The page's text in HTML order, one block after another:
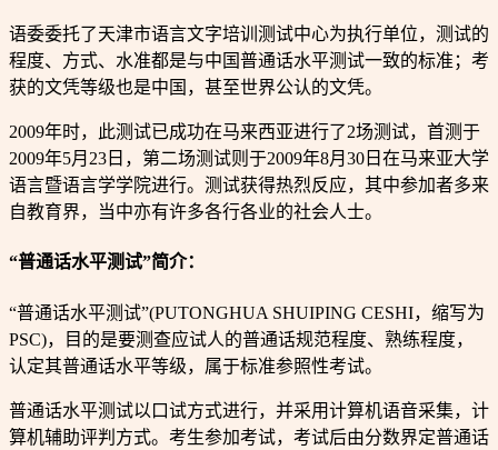
语委委托了天津市语言文字培训测试中心为执行单位，测试的
程度、方式、水准都是与中国普通话水平测试一致的标准；考
获的文凭等级也是中国，甚至世界公认的文凭。
2009年时，此测试已成功在马来西亚进行了2场测试，首测于
2009年5月23日，第二场测试则于2009年8月30日在马来亚大学
语言暨语言学学院进行。测试获得热烈反应，其中参加者多来
自教育界，当中亦有许多各行各业的社会人士。
“普通话水平测试”简介：
“普通话水平测试”(PUTONGHUA SHUIPING CESHI，缩写为
PSC)，目的是要测查应试人的普通话规范程度、熟练程度，
认定其普通话水平等级，属于标准参照性考试。
普通话水平测试以口试方式进行，并采用计算机语音采集，计
算机辅助评判方式。考生参加考试，考试后由分数界定普通话